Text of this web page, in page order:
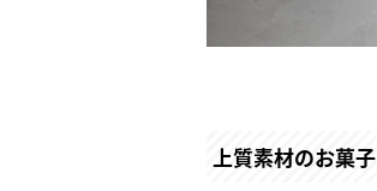
上質素材のお菓子